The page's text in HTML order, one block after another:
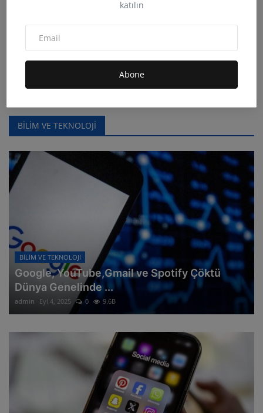
katılın
Abone
Kemal Bülbül ile Alevilik, Edebiyat ve Kürt Kültürü
admin Ara 8, 2025 0 14.6B
BİLİM VE TEKNOLOJİ
BİLİM VE TEKNOLOJİ
Google, YouTube,Gmail ve Spotify Çöktü
Dünya Genelinde ...
admin Eyl 4, 2025 0 9.6B